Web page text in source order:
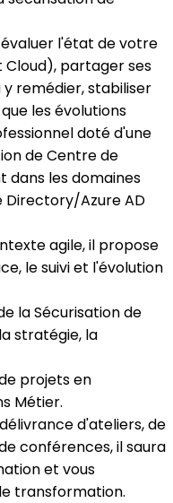
l'état de votre
partager ses
remédier, stabiliser
les évolutions
doté d'une
de Centre de
les domaines
Directory/Azure AD
agile, il propose
le suivi et l'évolution
la Sécurisation de
stratégie, la
projets en
Métier.
d'ateliers, de
conférences, il saura
et vous
transformation.